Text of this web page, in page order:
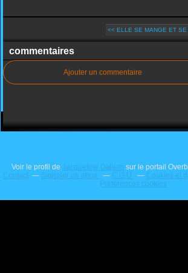
<< ELLE SE MANGE ET SE
commentaires
Ajouter un commentaire
Voir le profil de Jacqueline Dallem sur le portail
Contact
Signaler un abus C.G.U.
Cookies et
Préférences cookies